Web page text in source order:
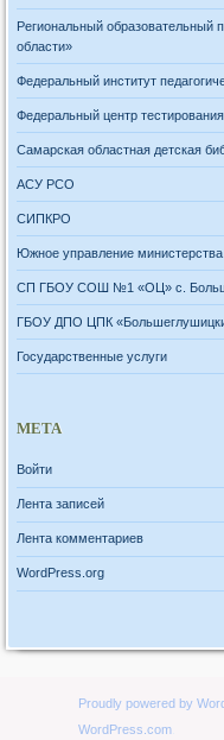
Региональный образовательный
области»
Федеральный институт
Федеральный центр тестирования
Самарская областная детская
АСУ РСО
СИПКРО
Южное управление
СП ГБОУ СОШ №1 «ОЦ» с.
ГБОУ ДПО ЦПК
Государственные услуги
МЕТА
Войти
Лента записей
Лента комментариев
WordPress.org
Proudly powered by
WordPress.com